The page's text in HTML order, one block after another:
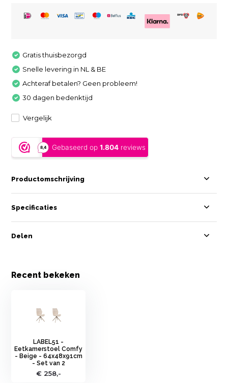
Gratis thuisbezorgd
Snelle levering in NL & BE
Achteraf betalen? Geen probleem!
30 dagen bedenktijd
Vergelijk
Productomschrijving
Specificaties
Delen
Recent bekeken
LABEL51 -
Eetkamerstoel Comfy
- Beige - 64x48x91cm
- Set van 2
€ 258,-